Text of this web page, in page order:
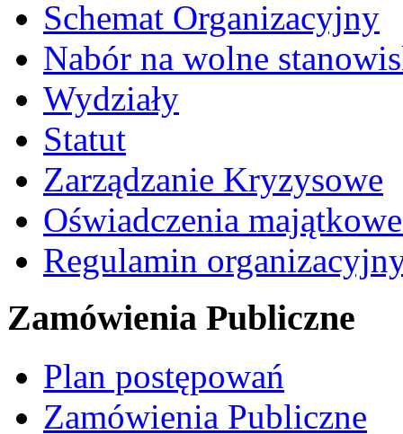
Schemat Organizacyjny
Nabór na wolne
Wydziały
Statut
Zarządzanie Kryzysowe
Oświadczenia
Regulamin
Zamówienia Publiczne
Plan postępowań
Zamówienia Publiczne